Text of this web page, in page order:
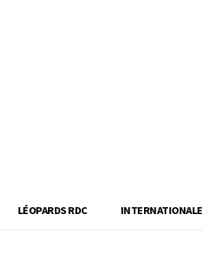
LÉOPARDS RDC INTERNATIONALE